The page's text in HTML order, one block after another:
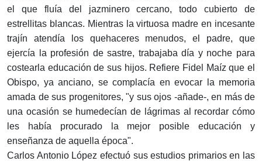
el que fluía del jazminero cercano, todo cubierto de
estrellitas blancas. Mientras la virtuosa madre en incesante
trajín atendía los quehaceres menudos, el padre, que
ejercía la profesión de sastre, trabajaba día y noche para
costearla educación de sus hijos. Refiere Fidel Maíz que el
Obispo, ya anciano, se complacía en evocar la memoria
amada de sus progenitores, "y sus ojos -añade-, en más de
una ocasión se humedecían de lágrimas al recordar cómo
les había procurado la mejor posible educación y
enseñanza de aquella época".
Carlos Antonio López efectuó sus estudios primarios en las